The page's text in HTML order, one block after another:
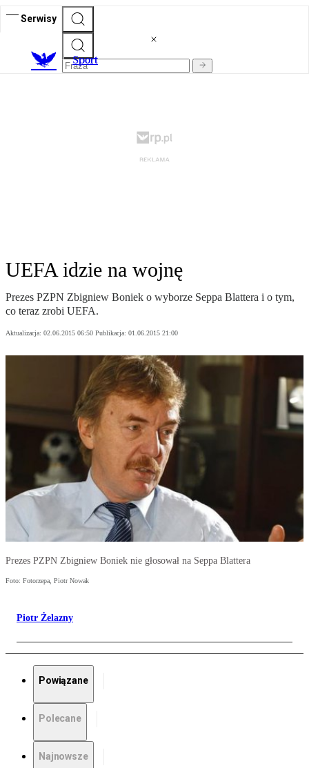
Serwisy
Sport
UEFA idzie na wojnę
Prezes PZPN Zbigniew Boniek o wyborze Seppa Blattera i o tym,
co teraz zrobi UEFA.
Aktualizacja: 02.06.2015 06:50 Publikacja: 01.06.2015 21:00
Prezes PZPN Zbigniew Boniek nie głosował na Seppa Blattera
Foto: Fotorzepa, Piotr Nowak
Piotr Żelazny
Powiązane
Polecane
Najnowsze